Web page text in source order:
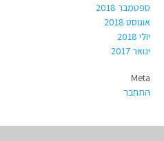
ספטמבר 2018
אוגוסט 2018
יולי 2018
ינואר 2017
Meta
התחבר